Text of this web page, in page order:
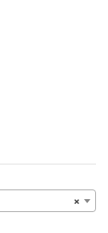
×